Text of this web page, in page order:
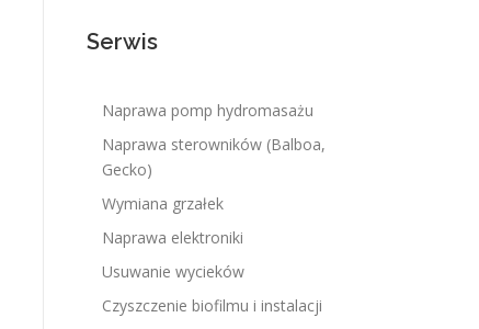
Serwis
Naprawa pomp hydromasażu
Naprawa sterowników (Balboa,
Gecko)
Wymiana grzałek
Naprawa elektroniki
Usuwanie wycieków
Czyszczenie biofilmu i instalacji